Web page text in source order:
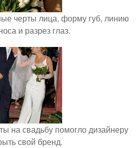
черты лица, форму губ, линию
и разрез глаз.
на свадьбу помогло дизайнеру
свой бренд.